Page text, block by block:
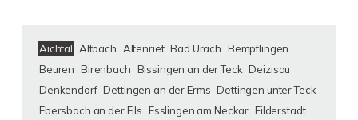
Aichtal Altbach Altenriet Bad Urach
Bempflingen
Beuren
Birenbach Bissingen an der Teck Deizisau
Denkendorf Dettingen an der Erms Dettingen unter Teck
Ebersbach an der Fils
Esslingen am Neckar Filderstadt